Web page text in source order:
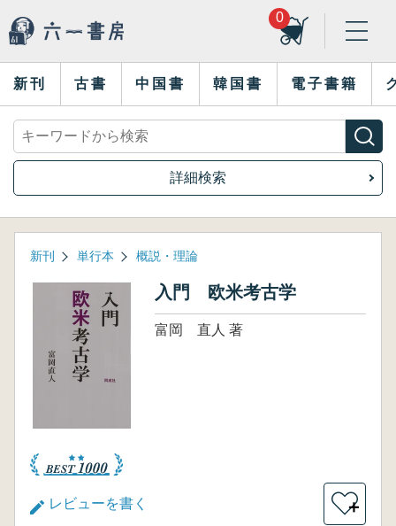
0
新刊 古書 中国書 韓国書 電子書籍
詳細検索
新刊 単行本 概説・理論
入門 欧米考古学
富岡 直人 著
レビューを書く ＋